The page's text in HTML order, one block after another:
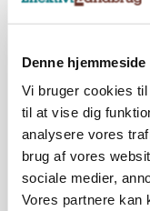
Denne
Vi bruger cookies
til at vise dig
analysere vores
brug af vores
sociale medier,
Vores partnere kan